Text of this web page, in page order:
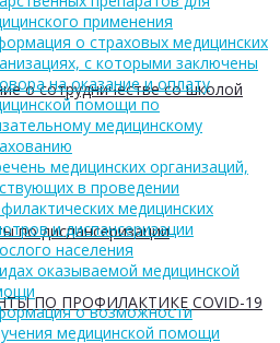
о сотрудничестве со школой
по диспансеризации
ПО ПРОФИЛАКТИКЕ COVID-19
применения
о страховых медицинских
с которыми заключены
на оказание и оплату
помощи по
медицинскому
медицинских организаций,
в проведении
медицинских
и диспансеризации
населения
оказываемой медицинской
о возможности
медицинской помощи